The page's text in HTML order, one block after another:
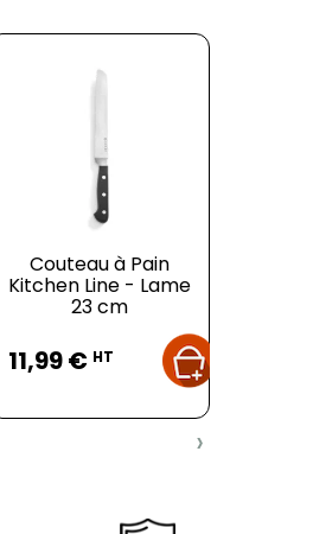
Couteau à Pain
Kitchen Line - Lame
23 cm
11,99 € HT
›